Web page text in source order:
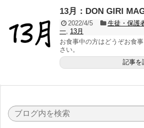
13月：DON GIRI
2022/4/5 生徒・保護
一 13月
お食事中の方はどうぞお食
さい。
記事を